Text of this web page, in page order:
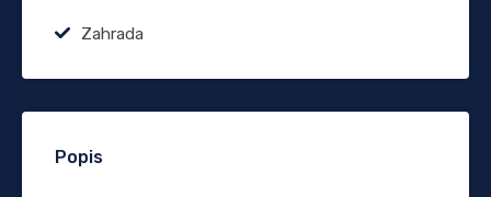
Zahrada
Popis